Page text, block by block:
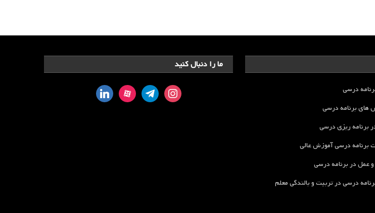
ما را دنبال کنید
instagram
telegram
aparat
linkedin
درسی
های برنامه درسی
برنامه ریزی درسی
برنامه درسی آموزش عالی
عمل در برنامه درسی
درسی در تربیت و بالندگی معلم